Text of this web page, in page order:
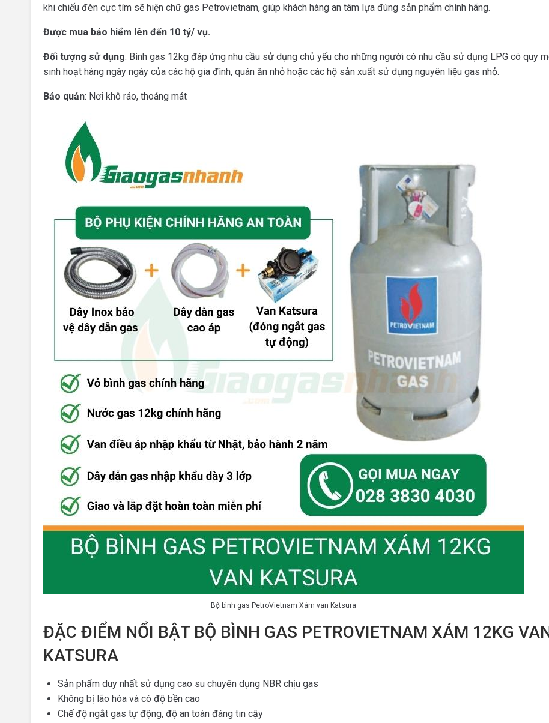
khi chiếu đèn cực tím sẽ hiện chữ gas Petrovietnam, giúp khách hàng an tâm lựa đúng sản phẩm chính hãng.
Được mua bảo hiểm lên đến 10 tỷ/ vụ.
Đối tượng sử dụng: Bình gas 12kg đáp ứng nhu cầu sử dụng chủ yếu cho những người có nhu cầu sử dụng LPG có quy
sinh hoạt hàng ngày ngày của các hộ gia đình, quán ăn nhỏ hoặc các hộ sản xuất sử dụng nguyên liệu gas nhỏ.
Bảo quản: Nơi khô ráo, thoáng mát
Bộ bình gas PetroVietnam Xám van Katsura
ĐẶC ĐIỂM NỔI BẬT BỘ BÌNH GAS PETROVIETNAM XÁM 12KG
KATSURA
Sản phẩm duy nhất sử dụng cao su chuyên dụng NBR chịu gas
Không bị lão hóa và có độ bền cao
Chế độ ngắt gas tự động, độ an toàn đáng tin cậy